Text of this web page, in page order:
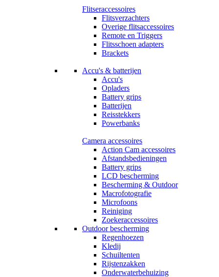
Flitseraccessoires
Flitsverzachters
Overige flitsaccessoires
Remote en Triggers
Flitsschoen adapters
Brackets
Accu's & batterijen
Accu's
Opladers
Battery grips
Batterijen
Reisstekkers
Powerbanks
Camera accessoires
Action Cam accessoires
Afstandsbedieningen
Battery grips
LCD bescherming
Bescherming & Outdoor
Macrofotografie
Microfoons
Reiniging
Zoekeraccessoires
Outdoor bescherming
Regenhoezen
Kledij
Schuiltenten
Rijstenzakken
Onderwaterbehuizing